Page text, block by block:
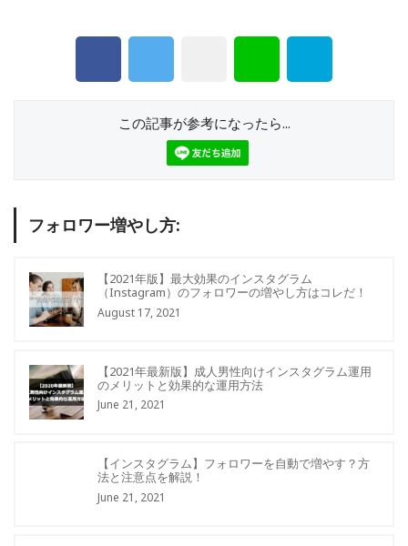
この記事が参考になったら...
フォロワー増やし方:
【2021年版】最大効果のインスタグラム
（Instagram）のフォロワーの増やし方はコレだ！
August 17, 2021
【2021年最新版】成人男性向けインスタグラム運用
のメリットと効果的な運用方法
June 21, 2021
【インスタグラム】フォロワーを自動で増やす？方
法と注意点を解説！
June 21, 2021